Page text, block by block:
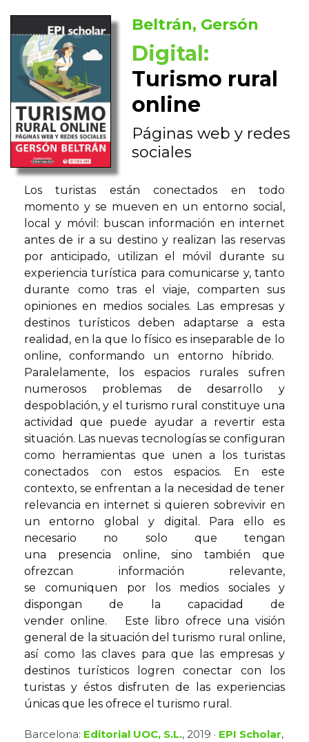
Beltrán, Gersón
Digital:
Turismo rural
online
Páginas web y redes
sociales
Los turistas están conectados en todo
momento y se mueven en un entorno social,
local y móvil: buscan información en internet
antes de ir a su destino y realizan las reservas
por anticipado, utilizan el móvil durante su
experiencia turística para comunicarse y, tanto
durante como tras el viaje, comparten sus
opiniones en medios sociales. Las empresas y
destinos turísticos deben adaptarse a esta
realidad, en la que lo físico es inseparable de lo
online, conformando un entorno híbrido.
Paralelamente, los espacios rurales sufren
numerosos problemas de desarrollo y
despoblación, y el turismo rural constituye una
actividad que puede ayudar a revertir esta
situación. Las nuevas tecnologías se configuran
como herramientas que unen a los turistas
conectados con estos espacios. En este
contexto, se enfrentan a la necesidad de tener
relevancia en internet si quieren sobrevivir en
un entorno global y digital. Para ello es
necesario no solo que tengan
una presencia online, sino también que
ofrezcan información relevante,
se comuniquen por los medios sociales y
dispongan de la capacidad de
vender online. Este libro ofrece una visión
general de la situación del turismo rural online,
así como las claves para que las empresas y
destinos turísticos logren conectar con los
turistas y éstos disfruten de las experiencias
únicas que les ofrece el turismo rural.
Barcelona: Editorial UOC, S.L., 2019 · EPI Scholar,